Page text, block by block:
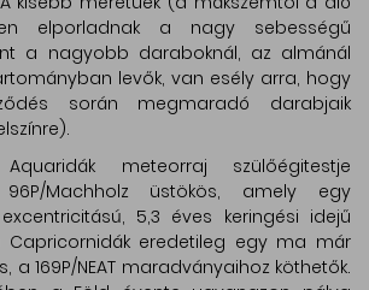
elporladnak a nagy sebességű
a nagyobb daraboknál, az almánál
levők, van esély arra, hogy
során megmaradó darabjaik
meteorraj szülőégitestje
Machholz üstökös, amely egy
5,3 éves keringési idejű
Capricornidák eredetileg egy ma már
a 169P/NEAT maradványaihoz köthetők.